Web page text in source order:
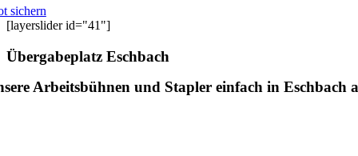
sichern
[layerslider id="41"]
Übergabeplatz Eschbach
Arbeitsbühnen und Stapler einfach in Eschbach